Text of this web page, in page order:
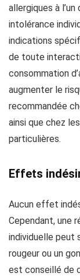
allergiques à
intolérance
indications
de toute
consommation
augmenter le
recommandée
ainsi que chez
particulières.
Effets
Aucun effet
Cependant, une
individuelle peut
rougeur ou un
est conseillé de